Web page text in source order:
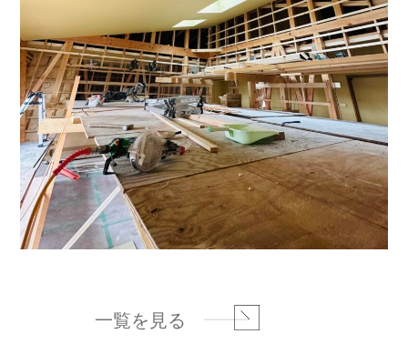
一覧を見る